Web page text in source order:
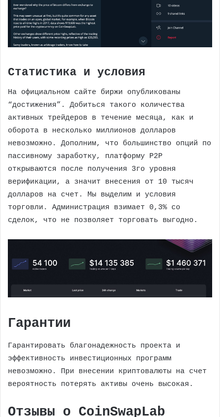
Статистика и условия
На официальном сайте биржи опубликованы
“достижения”. Добиться такого количества
активных трейдеров в течение месяца, как и
оборота в несколько миллионов долларов
невозможно. Дополним, что большинство опций по
пассивному заработку, платформу P2P
открываются после получения 3го уровня
верификации, а значит внесения от 10 тысяч
долларов на счет. Мы выделим и условия
торговли. Администрация взимает 0,3% со
сделок, что не позволяет торговать выгодно.
Гарантии
Гарантировать благонадежность проекта и
эффективность инвестиционных программ
невозможно. При внесении криптовалюты на счет
вероятность потерять активы очень высокая.
Отзывы о CoinSwapLab